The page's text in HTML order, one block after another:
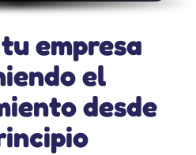
empresa
el
desde